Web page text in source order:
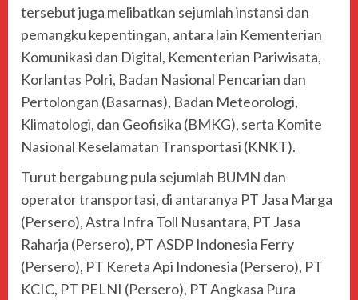
tersebut juga melibatkan sejumlah instansi dan
pemangku kepentingan, antara lain Kementerian
Komunikasi dan Digital, Kementerian Pariwisata,
Korlantas Polri, Badan Nasional Pencarian dan
Pertolongan (Basarnas), Badan Meteorologi,
Klimatologi, dan Geofisika (BMKG), serta Komite
Nasional Keselamatan Transportasi (KNKT).
Turut bergabung pula sejumlah BUMN dan
operator transportasi, di antaranya PT Jasa Marga
(Persero), Astra Infra Toll Nusantara, PT Jasa
Raharja (Persero), PT ASDP Indonesia Ferry
(Persero), PT Kereta Api Indonesia (Persero), PT
KCIC, PT PELNI (Persero), PT Angkasa Pura